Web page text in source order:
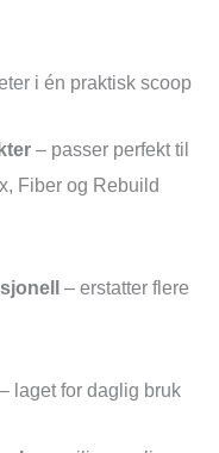
i én praktisk scoop
– passer perfekt til
Fiber og Rebuild
– erstatter flere
– laget for daglig bruk